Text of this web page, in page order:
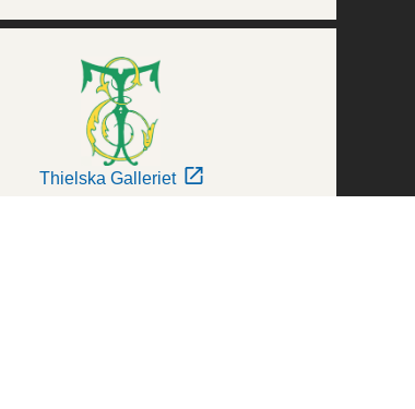
Thielska Galleriet